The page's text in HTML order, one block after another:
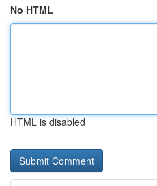
No HTML
HTML is disabled